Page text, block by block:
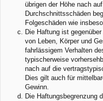
übrigen der Höhe nach
Durchschnittsschäden
Folgeschäden wie
Die Haftung ist
von Leben, Körper und
fahrlässigem Verhalten
typischerweise
nach auf die
Dies gilt auch für
Gewinn.
Die Haftungsbegrenzung